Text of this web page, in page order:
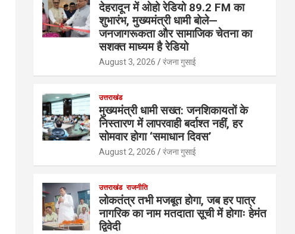
देहरादून में ओहो रेडियो 89.2 FM का
शुभारंभ, मुख्यमंत्री धामी बोले—
जनजागरूकता और सामाजिक चेतना का
सशक्त माध्यम है रेडियो
August 3, 2026 रंजना गुसाई
उत्तराखंड
मुख्यमंत्री धामी सख्त: जनशिकायतों के
निस्तारण में लापरवाही बर्दाश्त नहीं, हर
सोमवार होगा ‘समाधान दिवस’
August 2, 2026 रंजना गुसाई
उत्तराखंड राजनीति
लोकतंत्र तभी मजबूत होगा, जब हर पात्र
नागरिक का नाम मतदाता सूची में होगाः हेमंत
द्विवेदी